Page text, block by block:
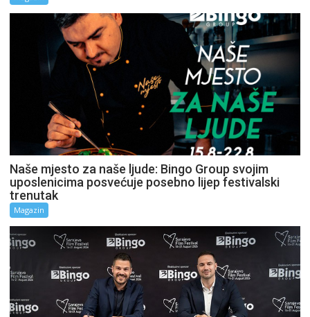
Naše mjesto za naše ljude: Bingo Group svojim
uposlenicima posvećuje posebno lijep festivalski
trenutak
Magazin